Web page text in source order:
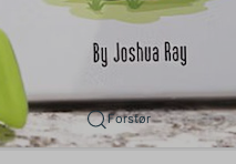
Forstør